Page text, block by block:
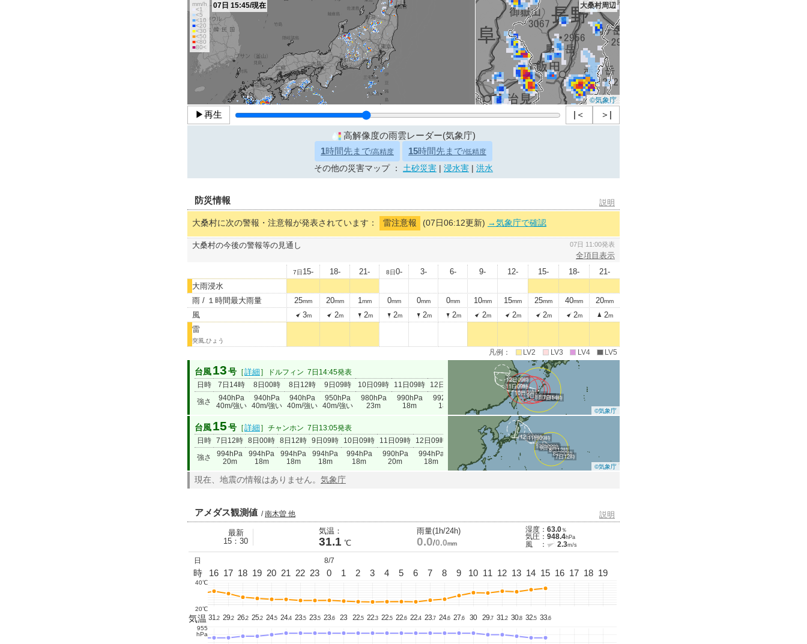
©気象庁
mm/h
<1
■<5
■<10
■<20
■<30
■<50
■<80
■80<
07日 15:45/現在 大桑村周辺
▶再生 |＜ ＞|
高解像度の雨雲レーダー(気象庁)
1時間先まで/高精度 15時間先まで/低精度
その他の災害マップ ： 土砂災害 浸水害 洪水
防災情報 説明
大桑村に次の警報・注意報が発表されています： 雷注意報 (07日06:12更新) →気象庁で確認
大桑村の今後の警報等の見通し 07日 11:00発表
全項目表示
7日 15- 18- 21- 8日0- 3- 6- 9- 12- 15- 18-
21-
大雨浸水
雨 / １時間最大雨量
25mm 20mm 1mm 0mm 0mm 0mm 10mm 15mm 25mm 40mm 20mm
風 3m 2m 2m 2m 2m 2m 2m 2m 2m 2m 2m
雷
突風,ひょう
凡例： LV2 LV3 LV4 LV5
台風 13 号 ［詳細 ］ ドルフィン 7日14:45発表
日時
7日14時 8日00時 8日12時 9日09時 10日09時 11日09時
12日09時
強さ
940hPa
40m/強い
940hPa
40m/強い
940hPa
40m/強い
950hPa
40m/強い
980hPa
23m
990hPa
18m
992hPa
18m
7日14時
8日00時
8日12時
9日09時
10日09時
11日09時
12日09時
©気象庁
台風 15 号 ［詳細 ］ チャンホン 7日13:05発表
日時 7日12時 8日00時 8日12時 9日09時 10日09時 11日09時
12日09時
強さ
994hPa
20m
994hPa
18m
994hPa
18m
994hPa
18m
994hPa
18m
990hPa
20m
994hPa
18m
7日12時
8日00時
8日12時
9日09時
10日09時
11日09時
12日09時
©気象庁
現在、地震の情報はありません。 気象庁
アメダス観測値 /南木曽 他 説明
最新
15：30
気温：
31.1 ℃
雨量(1h/24h)
0.0/0.0mm
湿度：63.0％
気圧：948.4hPa
風 ： 2.3m/s
日
時
15 16 17 18 19 20 21 22 23
8/7
0 1 2 3 4 5 6 7 8 9 10 11 12 13 14 15 16 17 18 19
40℃
20℃
気温
1 29 31. 2 29. 2 26. 2 25. 2 24.5 24.4 23. 5 23. 5 23. 6 23 22. 5 22. 3 22. 5 22. 6 22. 4 23. 7 24.6 27. 6 30 29. 7 31. 2 30.8 32. 5 33. 6
955
hPa